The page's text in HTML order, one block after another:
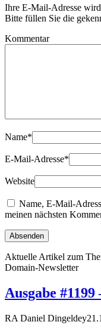
Ihre E-Mail-Adresse
Bitte füllen Sie die
Kommentar
Name*
E-Mail-Adresse*
Website
Name, E-Mail-
meinen nächsten
Aktuelle Artikel zum
Domain-Newsletter
Ausgabe
RA Daniel Dingeldey